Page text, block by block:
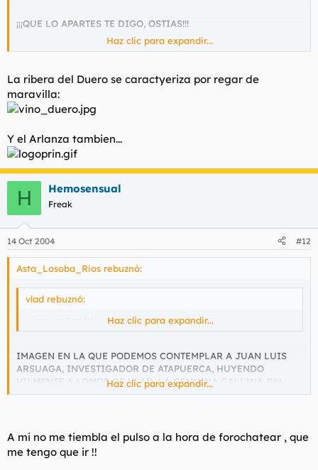
¡¡¡QUE LO APARTES TE DIGO, OSTIAS!!!
...las Tierras de Lerma regadas por el Arlanza y la Ribera del
Haz clic para expandir...
La ribera del Duero se caractyeriza por regar de
maravilla:
Y el Arlanza tambien...
H Hemosensual
Freak
14 Oct 2004 #12
Asta_Losoba_Rios rebuznó:
vlad rebuznó:
ejem, yo también , me voy de recadits...
Haz clic para expandir...
IMAGEN EN LA QUE PODEMOS CONTEMPLAR A JUAN LUIS
ARSUAGA, INVESTIGADOR DE ATAPUERCA, HUYENDO
VILMENTE A LOMOS DE VLAD, LA GENUINA GALLINA DEL
TERCIARIO IBÉRICO
Haz clic para expandir...
A mi no me tiembla el pulso a la hora de forochatear , que
me tengo que ir !!